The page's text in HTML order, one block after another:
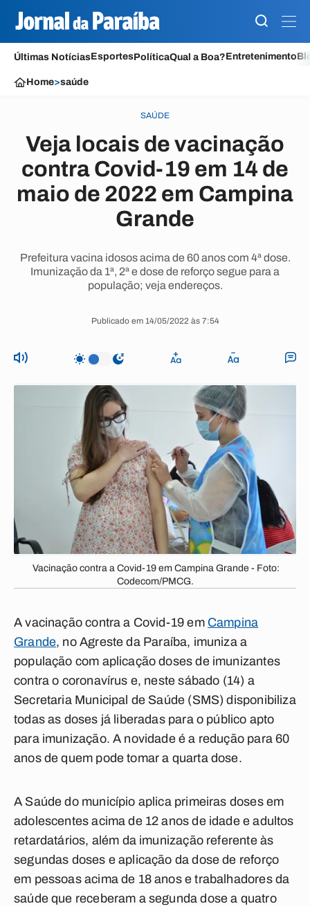
Últimas NotíciasEsportesPolíticaQual a Boa?Entretenimento
Home>saúde
SAÚDE
Veja locais de vacinação
contra Covid-19 em 14 de
maio de 2022 em Campina
Grande
Prefeitura vacina idosos acima de 60 anos com 4ª dose.
Imunização da 1ª, 2ª e dose de reforço segue para a
população; veja endereços.
Publicado em 14/05/2022 às 7:54
Vacinação contra a Covid-19 em Campina Grande - Foto:
Codecom/PMCG.
A vacinação contra a Covid-19 em Campina
Grande, no Agreste da Paraíba, imuniza a
população com aplicação doses de imunizantes
contra o coronavírus e, neste sábado (14) a
Secretaria Municipal de Saúde (SMS) disponibiliza
todas as doses já liberadas para o público apto
para imunização. A novidade é a redução para 60
anos de quem pode tomar a quarta dose.
A Saúde do município aplica primeiras doses em
adolescentes acima de 12 anos de idade e adultos
retardatários, além da imunização referente às
segundas doses e aplicação da dose de reforço
em pessoas acima de 18 anos e trabalhadores da
saúde que receberam a segunda dose a quatro